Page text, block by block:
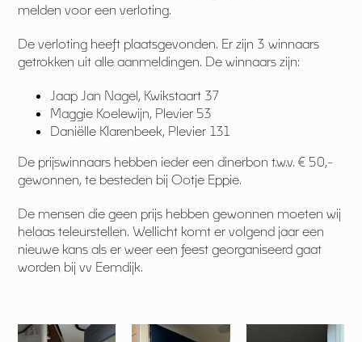
melden voor een verloting.
De verloting heeft plaatsgevonden. Er zijn 3 winnaars
getrokken uit alle aanmeldingen. De winnaars zijn:
Jaap Jan Nagel, Kwikstaart 37
Maggie Koelewijn, Plevier 53
Daniëlle Klarenbeek, Plevier 131
De prijswinnaars hebben ieder een dinerbon t.w.v. € 50,-
gewonnen, te besteden bij Ootje Eppie.
De mensen die geen prijs hebben gewonnen moeten wij
helaas teleurstellen. Wellicht komt er volgend jaar een
nieuwe kans als er weer een feest georganiseerd gaat
worden bij vv Eemdijk.